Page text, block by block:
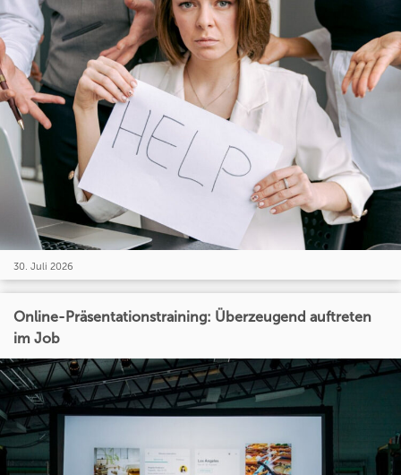
30. Juli 2026
Online-Präsentationstraining: Überzeugend auftreten
im Job